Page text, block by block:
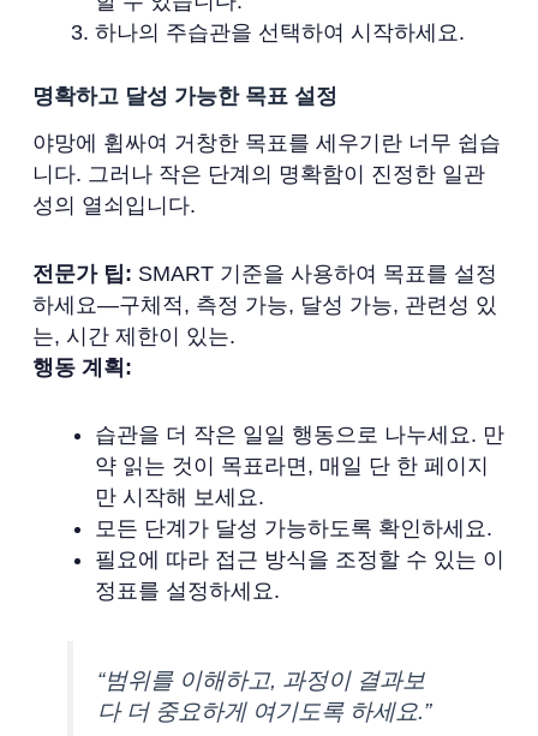
하나의 주습관을 선택하여 시작하세요.
명확하고 달성 가능한 목표 설정
야망에 휩싸여 거창한 목표를 세우기란 너무 쉽습
니다. 그러나 작은 단계의 명확함이 진정한 일관
성의 열쇠입니다.
전문가 팁: SMART 기준을 사용하여 목표를 설정
하세요—구체적, 측정 가능, 달성 가능, 관련성 있
는, 시간 제한이 있는.
행동 계획:
습관을 더 작은 일일 행동으로 나누세요. 만
약 읽는 것이 목표라면, 매일 단 한 페이지
만 시작해 보세요.
모든 단계가 달성 가능하도록 확인하세요.
필요에 따라 접근 방식을 조정할 수 있는 이
정표를 설정하세요.
“범위를 이해하고, 과정이 결과보
다 더 중요하게 여기도록 하세요.”